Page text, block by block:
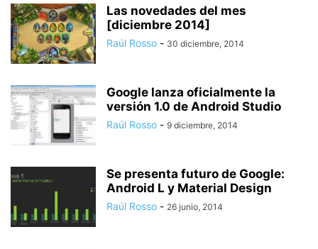
Las novedades del mes
[diciembre 2014]
Raúl Rosso - 30 diciembre, 2014
Google lanza oficialmente la
versión 1.0 de Android Studio
Raúl Rosso - 9 diciembre, 2014
Se presenta futuro de Google:
Android L y Material Design
Raúl Rosso - 26 junio, 2014